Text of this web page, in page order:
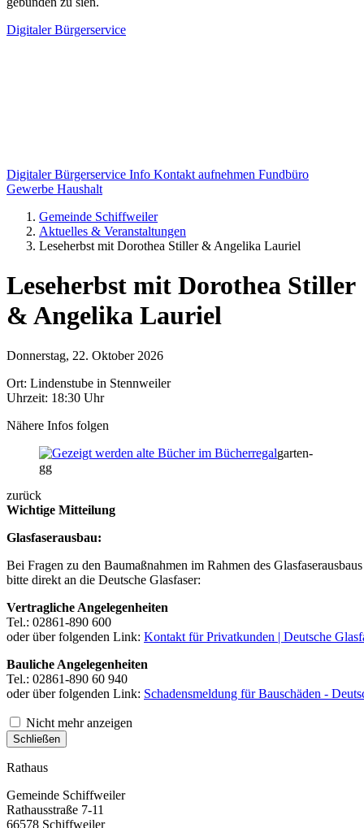
Digitaler Bürgerservice
Digitaler Bürgerservice Info Kontakt aufnehmen Fundbüro
Gewerbe Haushalt
Gemeinde Schiffweiler
Aktuelles & Veranstaltungen
Leseherbst mit Dorothea Stiller & Angelika Lauriel
Leseherbst mit Dorothea Stiller
& Angelika Lauriel
Donnerstag, 22. Oktober 2026
Ort: Lindenstube in Stennweiler
Uhrzeit: 18:30 Uhr
Nähere Infos folgen
garten-
gg
zurück
Wichtige Mitteilung
Glasfaserausbau:
Bei Fragen zu den Baumaßnahmen im Rahmen des
bitte direkt an die Deutsche Glasfaser:
Vertragliche Angelegenheiten
Tel.: 02861-890 600
oder über folgenden Link: Kontakt für Privatkunden | Deutsche
Bauliche Angelegenheiten
Tel.: 02861-890 60 940
oder über folgenden Link: Schadensmeldung für Bauschäden -
Nicht mehr anzeigen
Schließen
Rathaus
Gemeinde Schiffweiler
Rathausstraße 7-11
66578 Schiffweiler